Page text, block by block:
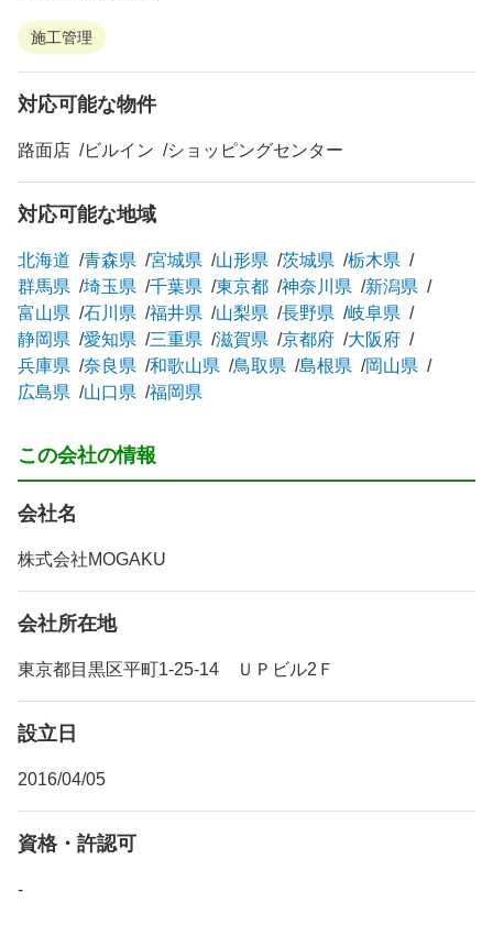
施工管理
対応可能な物件
路面店 ビルイン ショッピングセンター
対応可能な地域
北海道 青森県 宮城県 山形県 茨城県
栃木県
群馬県
埼玉県 千葉県 東京都 神奈川県
新潟県
富山県
石川県 福井県 山梨県 長野県
岐阜県
静岡県
愛知県 三重県 滋賀県 京都府
大阪府
兵庫県
奈良県 和歌山県 鳥取県 島根県
岡山県
広島県
山口県 福岡県
この会社の情報
会社名
株式会社MOGAKU
会社所在地
東京都目黒区平町1-25-14 ＵＰビル2Ｆ
設立日
2016/04/05
資格・許認可
-